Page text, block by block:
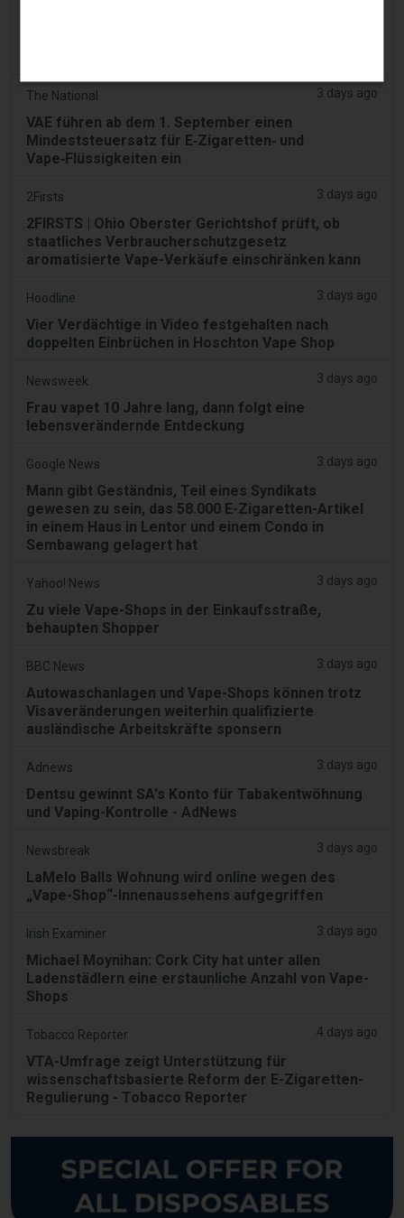
The National 3 days ago
VAE führen ab dem 1. September einen
Mindeststeuersatz für E‑Zigaretten‑ und
Vape‑Flüssigkeiten ein
2Firsts 3 days ago
2FIRSTS | Ohio Oberster Gerichtshof prüft, ob
staatliches Verbraucherschutzgesetz
aromatisierte Vape-Verkäufe einschränken kann
Hoodline 3 days ago
Vier Verdächtige in Video festgehalten nach
doppelten Einbrüchen in Hoschton Vape Shop
Newsweek 3 days ago
Frau vapet 10 Jahre lang, dann folgt eine
lebensverändernde Entdeckung
Google News 3 days ago
Mann gibt Geständnis, Teil eines Syndikats
gewesen zu sein, das 58.000 E-Zigaretten-Artikel
in einem Haus in Lentor und einem Condo in
Sembawang gelagert hat
Yahoo! News 3 days ago
Zu viele Vape-Shops in der Einkaufsstraße,
behaupten Shopper
BBC News 3 days ago
Autowaschanlagen und Vape-Shops können trotz
Visaveränderungen weiterhin qualifizierte
ausländische Arbeitskräfte sponsern
Adnews 3 days ago
Dentsu gewinnt SA's Konto für Tabakentwöhnung
und Vaping-Kontrolle - AdNews
Newsbreak 3 days ago
LaMelo Balls Wohnung wird online wegen des
„Vape-Shop“-Innenaussehens aufgegriffen
Irish Examiner 3 days ago
Michael Moynihan: Cork City hat unter allen
Ladenstädlern eine erstaunliche Anzahl von Vape-
Shops
Tobacco Reporter 4 days ago
VTA-Umfrage zeigt Unterstützung für
wissenschaftsbasierte Reform der E-Zigaretten-
Regulierung - Tobacco Reporter